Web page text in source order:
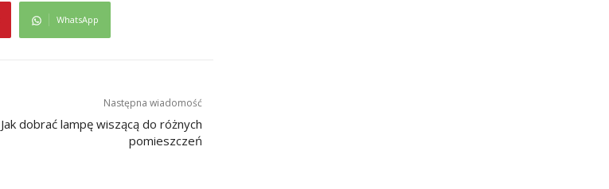
WhatsApp
Następna wiadomość
Jak dobrać lampę wiszącą do różnych
pomieszczeń